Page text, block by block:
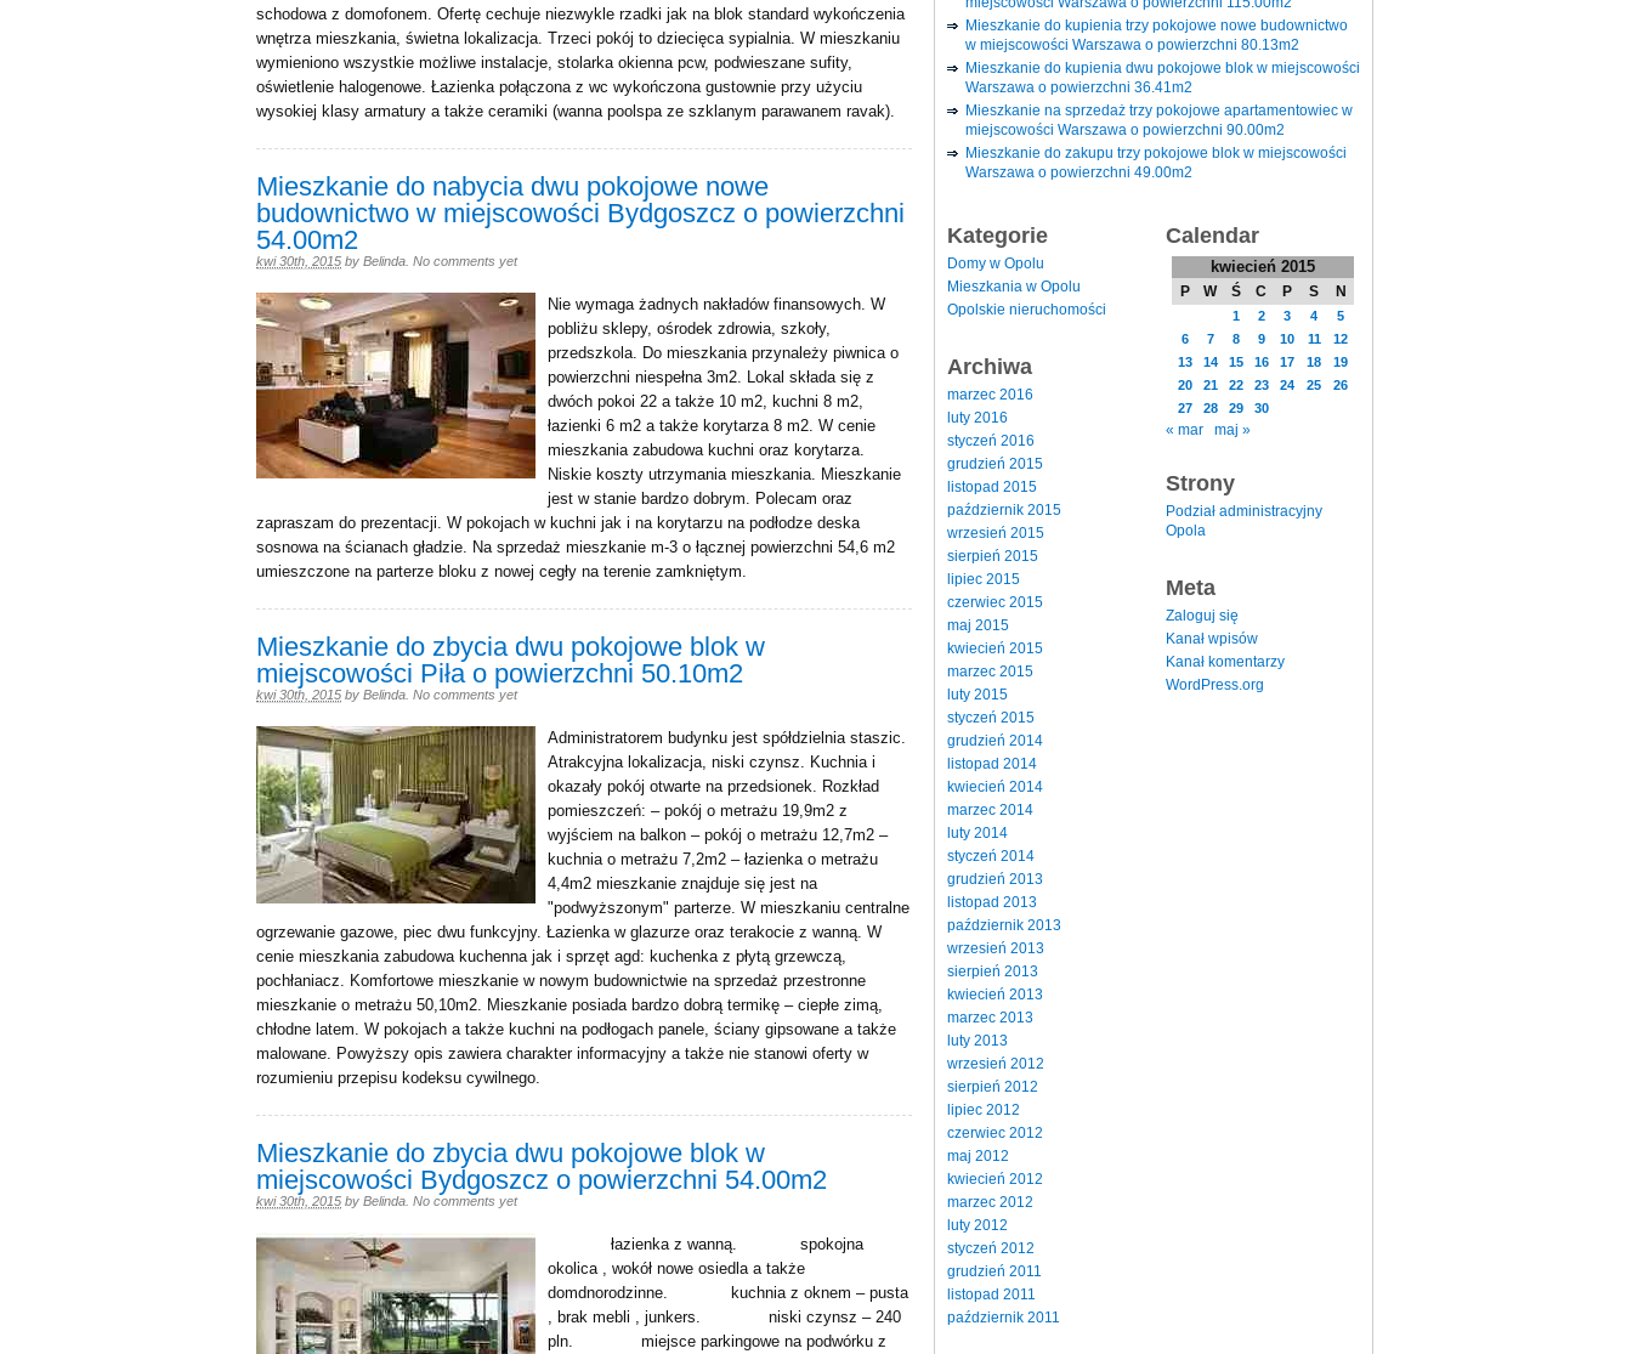
schodowa z domofonem. Ofertę cechuje niezwykle rzadki jak na blok standard wykończenia
wnętrza mieszkania, świetna lokalizacja. Trzeci pokój to dziecięca sypialnia. W mieszkaniu
wymieniono wszystkie możliwe instalacje, stolarka okienna pcw, podwieszane sufity,
oświetlenie halogenowe. Łazienka połączona z wc wykończona gustownie przy użyciu
wysokiej klasy armatury a także ceramiki (wanna poolspa ze szklanym parawanem ravak).
Mieszkanie do nabycia dwu pokojowe nowe
budownictwo w miejscowości Bydgoszcz o powierzchni
54.00m2
kwi 30th, 2015 by Belinda No comments yet
Nie wymaga żadnych nakładów finansowych. W
pobliżu sklepy, ośrodek zdrowia, szkoły,
przedszkola. Do mieszkania przynależy piwnica o
powierzchni niespełna 3m2. Lokal składa się z
dwóch pokoi 22 a także 10 m2, kuchni 8 m2,
łazienki 6 m2 a także korytarza 8 m2. W cenie
mieszkania zabudowa kuchni oraz korytarza.
Niskie koszty utrzymania mieszkania. Mieszkanie
jest w stanie bardzo dobrym. Polecam oraz
zapraszam do prezentacji. W pokojach w kuchni jak i na korytarzu na podłodze deska
sosnowa na ścianach gładzie. Na sprzedaż mieszkanie m-3 o łącznej powierzchni 54,6 m2
umieszczone na parterze bloku z nowej cegły na terenie zamkniętym.
Mieszkanie do zbycia dwu pokojowe blok w
miejscowości Piła o powierzchni 50.10m2
kwi 30th, 2015 by Belinda No comments yet
Administratorem budynku jest spółdzielnia staszic.
Atrakcyjna lokalizacja, niski czynsz. Kuchnia i
okazały pokój otwarte na przedsionek. Rozkład
pomieszczeń: – pokój o metrażu 19,9m2 z
wyjściem na balkon – pokój o metrażu 12,7m2 –
kuchnia o metrażu 7,2m2 – łazienka o metrażu
4,4m2 mieszkanie znajduje się jest na
"podwyższonym" parterze. W mieszkaniu centralne
ogrzewanie gazowe, piec dwu funkcyjny. Łazienka w glazurze oraz terakocie z wanną. W
cenie mieszkania zabudowa kuchenna jak i sprzęt agd: kuchenka z płytą grzewczą,
pochłaniacz. Komfortowe mieszkanie w nowym budownictwie na sprzedaż przestronne
mieszkanie o metrażu 50,10m2. Mieszkanie posiada bardzo dobrą termikę – ciepłe zimą,
chłodne latem. W pokojach a także kuchni na podłogach panele, ściany gipsowane a także
malowane. Powyższy opis zawiera charakter informacyjny a także nie stanowi oferty w
rozumieniu przepisu kodeksu cywilnego.
Mieszkanie do zbycia dwu pokojowe blok w
miejscowości Bydgoszcz o powierzchni 54.00m2
kwi 30th, 2015 by Belinda No comments yet
łazienka z wanną. spokojna
okolica , wokół nowe osiedla a także
domdnorodzinne. kuchnia z oknem – pusta
, brak mebli , junkers. niski czynsz – 240
pln. miejsce parkingowe na podwórku z
Mieszkanie do kupienia trzy pokojowe nowe budownictwo
w miejscowości Warszawa o powierzchni 80.13m2
Mieszkanie do kupienia dwu pokojowe blok w miejscowości
Warszawa o powierzchni 36.41m2
Mieszkanie na sprzedaż trzy pokojowe apartamentowiec w
miejscowości Warszawa o powierzchni 90.00m2
Mieszkanie do zakupu trzy pokojowe blok w miejscowości
Warszawa o powierzchni 49.00m2
Kategorie
Domy w Opolu
Mieszkania w Opolu
Opolskie nieruchomości
Archiwa
marzec 2016
luty 2016
styczeń 2016
grudzień 2015
listopad 2015
październik 2015
wrzesień 2015
sierpień 2015
lipiec 2015
czerwiec 2015
maj 2015
kwiecień 2015
marzec 2015
luty 2015
styczeń 2015
grudzień 2014
listopad 2014
kwiecień 2014
marzec 2014
luty 2014
styczeń 2014
grudzień 2013
listopad 2013
październik 2013
wrzesień 2013
sierpień 2013
kwiecień 2013
marzec 2013
luty 2013
wrzesień 2012
sierpień 2012
lipiec 2012
czerwiec 2012
maj 2012
kwiecień 2012
marzec 2012
luty 2012
styczeń 2012
grudzień 2011
listopad 2011
październik 2011
Calendar
kwiecień 2015
P W Ś C P S N
1 2 3 4
5
6
7 8 9 10 11
12
13
14 15 16 17 18
19
20
21 22 23 24 25
26
27
28 29 30
« mar maj »
Strony
Podział administracyjny
Opola
Meta
Zaloguj się
Kanał wpisów
Kanał komentarzy
WordPress.org